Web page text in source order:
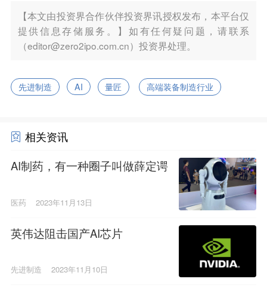
【本文由投资界合作伙伴投资界讯授权发布，本平台仅
提供信息存储服务。】如有任何疑问题，请联系
（editor@zero2ipo.com.cn）投资界处理。
先进制造 AI 量匠 高端装备制造行业
相关资讯
AI制药，有一种圈子叫做薛定谔
医药 2023年11月13日
英伟达阻击国产AI芯片
先进制造 2023年11月10日